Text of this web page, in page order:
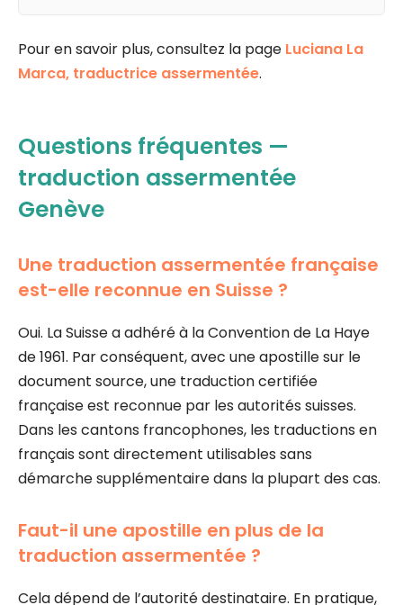
Pour en savoir plus, consultez la page Luciana La
Marca, traductrice assermentée.
Questions fréquentes —
traduction assermentée
Genève
Une traduction assermentée française
est-elle reconnue en Suisse ?
Oui. La Suisse a adhéré à la Convention de La Haye
de 1961. Par conséquent, avec une apostille sur le
document source, une traduction certifiée
française est reconnue par les autorités suisses.
Dans les cantons francophones, les traductions en
français sont directement utilisables sans
démarche supplémentaire dans la plupart des cas.
Faut-il une apostille en plus de la
traduction assermentée ?
Cela dépend de l’autorité destinataire. En pratique,